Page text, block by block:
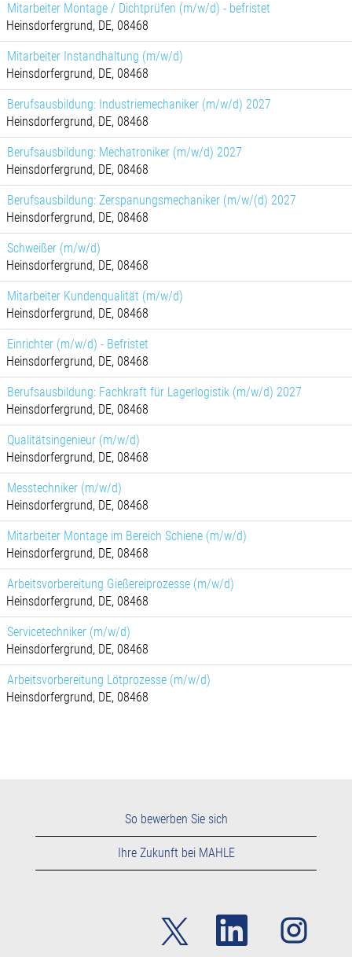
Mitarbeiter Montage / Dichtprüfen (m/w/d) - befristet
Heinsdorfergrund, DE, 08468
Mitarbeiter Instandhaltung (m/w/d)
Heinsdorfergrund, DE, 08468
Berufsausbildung: Industriemechaniker (m/w/d) 2027
Heinsdorfergrund, DE, 08468
Berufsausbildung: Mechatroniker (m/w/d) 2027
Heinsdorfergrund, DE, 08468
Berufsausbildung: Zerspanungsmechaniker (m/w/(d) 2027
Heinsdorfergrund, DE, 08468
Schweißer (m/w/d)
Heinsdorfergrund, DE, 08468
Mitarbeiter Kundenqualität (m/w/d)
Heinsdorfergrund, DE, 08468
Einrichter (m/w/d) - Befristet
Heinsdorfergrund, DE, 08468
Berufsausbildung: Fachkraft für Lagerlogistik (m/w/d) 2027
Heinsdorfergrund, DE, 08468
Qualitätsingenieur (m/w/d)
Heinsdorfergrund, DE, 08468
Messtechniker (m/w/d)
Heinsdorfergrund, DE, 08468
Mitarbeiter Montage im Bereich Schiene (m/w/d)
Heinsdorfergrund, DE, 08468
Arbeitsvorbereitung Gießereiprozesse (m/w/d)
Heinsdorfergrund, DE, 08468
Servicetechniker (m/w/d)
Heinsdorfergrund, DE, 08468
Arbeitsvorbereitung Lötprozesse (m/w/d)
Heinsdorfergrund, DE, 08468
So bewerben Sie sich
Ihre Zukunft bei MAHLE
W
r
W
W